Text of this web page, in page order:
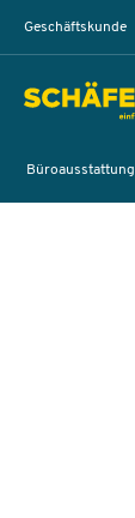
Geschäftskunde
Büroausstattung